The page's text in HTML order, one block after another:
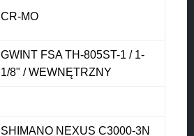
CR-MO
GWINT FSA TH-805ST-1 / 1-
1/8" / WEWNĘTRZNY
SHIMANO NEXUS C3000-3N